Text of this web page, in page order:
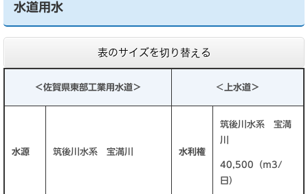
水道用水
表のサイズを切り替える
＜佐賀県東部工業用水道＞ ＜ 上水道＞
水源 筑後川水系 宝満川 水利権
筑後川水系 宝満
川
40,500（ｍ3/
日）